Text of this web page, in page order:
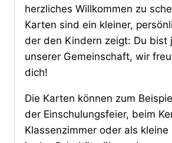
herzliches Willkommen zu
Karten sind ein kleiner,
der den Kindern zeigt: Du bist
unserer Gemeinschaft, wir
dich!
Die Karten können zum
der Einschulungsfeier, beim
Klassenzimmer oder als